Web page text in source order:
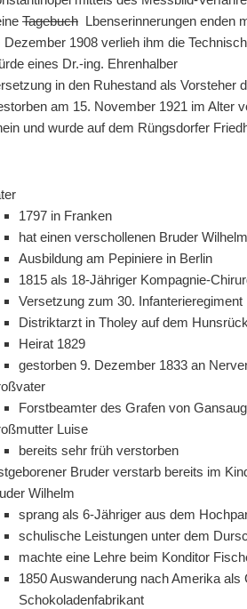
TagebuchLbenserinnerungen enden
Dezember 1908 verlieh ihm die
eines Dr.-ing. Ehrenhalber
in den Ruhestand als Vorsteher
am 15. November 1921 im Alter
und wurde auf dem Rüngsdorfer
1797 in Franken
hat einen verschollenen Bruder Wilhelm
Ausbildung am Pepiniere in Berlin
1815 als 18-Jähriger Kompagnie-
Versetzung zum 30. Infanterieregiment
Distriktarzt in Tholey auf dem
Heirat 1829
gestorben 9. Dezember 1833 an
Forstbeamter des Grafen von
Luise
bereits sehr früh verstorben
Bruder verstarb bereits im
Wilhelm
sprang als 6-Jähriger aus dem
schulische Leistungen unter dem
machte eine Lehre beim Konditor
1850 Auswanderung nach Amerika als
Schokoladenfabrikant